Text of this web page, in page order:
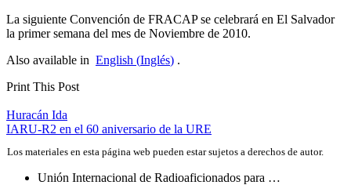
La siguiente Convención de FRACAPse celebrará en El Salvador
la primer semana del mes de Noviembre de 2010.
Also available in English (Inglés) .
Print This Post
Navegación
de
entradas
Huracán Ida
IARU-R2 en el 60 aniversario de la URE
Los materiales en esta página web pueden estar sujetos a derechos de autor.
Unión Internacional de Radioaficionados para …